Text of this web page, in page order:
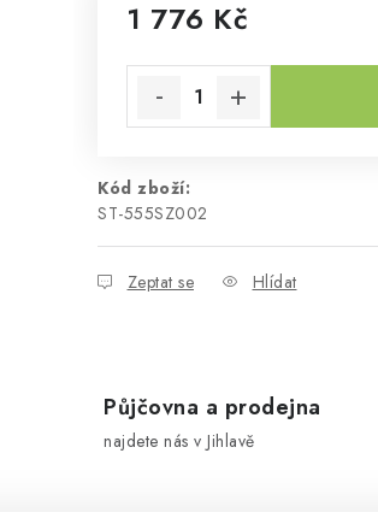
1 776 Kč
Kód zboží:
ST-555SZ002
Zeptat se Hlídat
Půjčovna a prodejna
najdete nás v Jihlavě